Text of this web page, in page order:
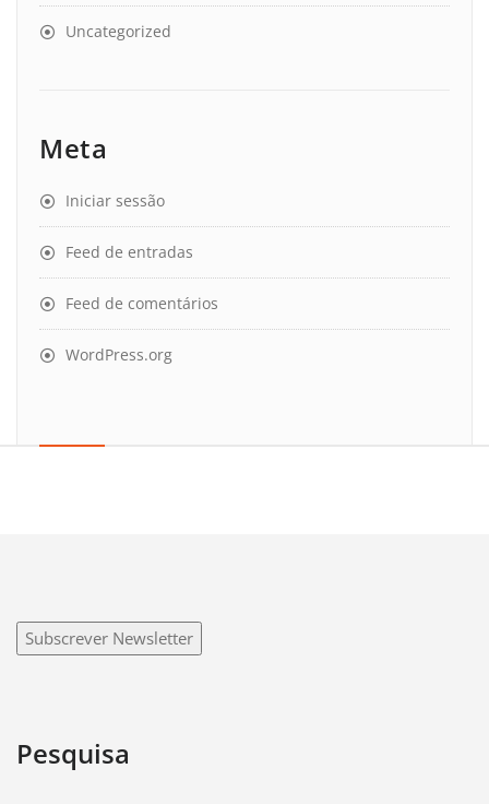
Uncategorized
Meta
Iniciar sessão
Feed de entradas
Feed de comentários
WordPress.org
Subscrever Newsletter
Pesquisa